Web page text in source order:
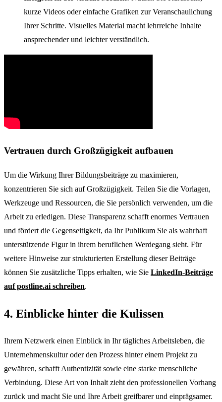
kurze Videos oder einfache Grafiken zur Veranschaulichung
Ihrer Schritte. Visuelles Material macht lehrreiche Inhalte
ansprechender und leichter verständlich.
Vertrauen durch Großzügigkeit aufbauen
Um die Wirkung Ihrer Bildungsbeiträge zu maximieren,
konzentrieren Sie sich auf Großzügigkeit. Teilen Sie die Vorlagen,
Werkzeuge und Ressourcen, die Sie persönlich verwenden, um die
Arbeit zu erledigen. Diese Transparenz schafft enormes Vertrauen
und fördert die Gegenseitigkeit, da Ihr Publikum Sie als wahrhaft
unterstützende Figur in ihrem beruflichen Werdegang sieht. Für
weitere Hinweise zur strukturierten Erstellung dieser Beiträge
können Sie zusätzliche Tipps erhalten, wie Sie LinkedIn-Beiträge
auf postline.ai schreiben.
4. Einblicke hinter die Kulissen
Ihrem Netzwerk einen Einblick in Ihr tägliches Arbeitsleben, die
Unternehmenskultur oder den Prozess hinter einem Projekt zu
gewähren, schafft Authentizität sowie eine starke menschliche
Verbindung. Diese Art von Inhalt zieht den professionellen Vorhang
zurück und macht Sie und Ihre Arbeit greifbarer und einprägsamer.